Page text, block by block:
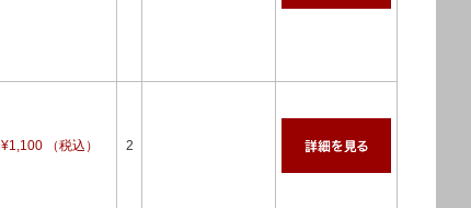
¥1,100 （税込） 2